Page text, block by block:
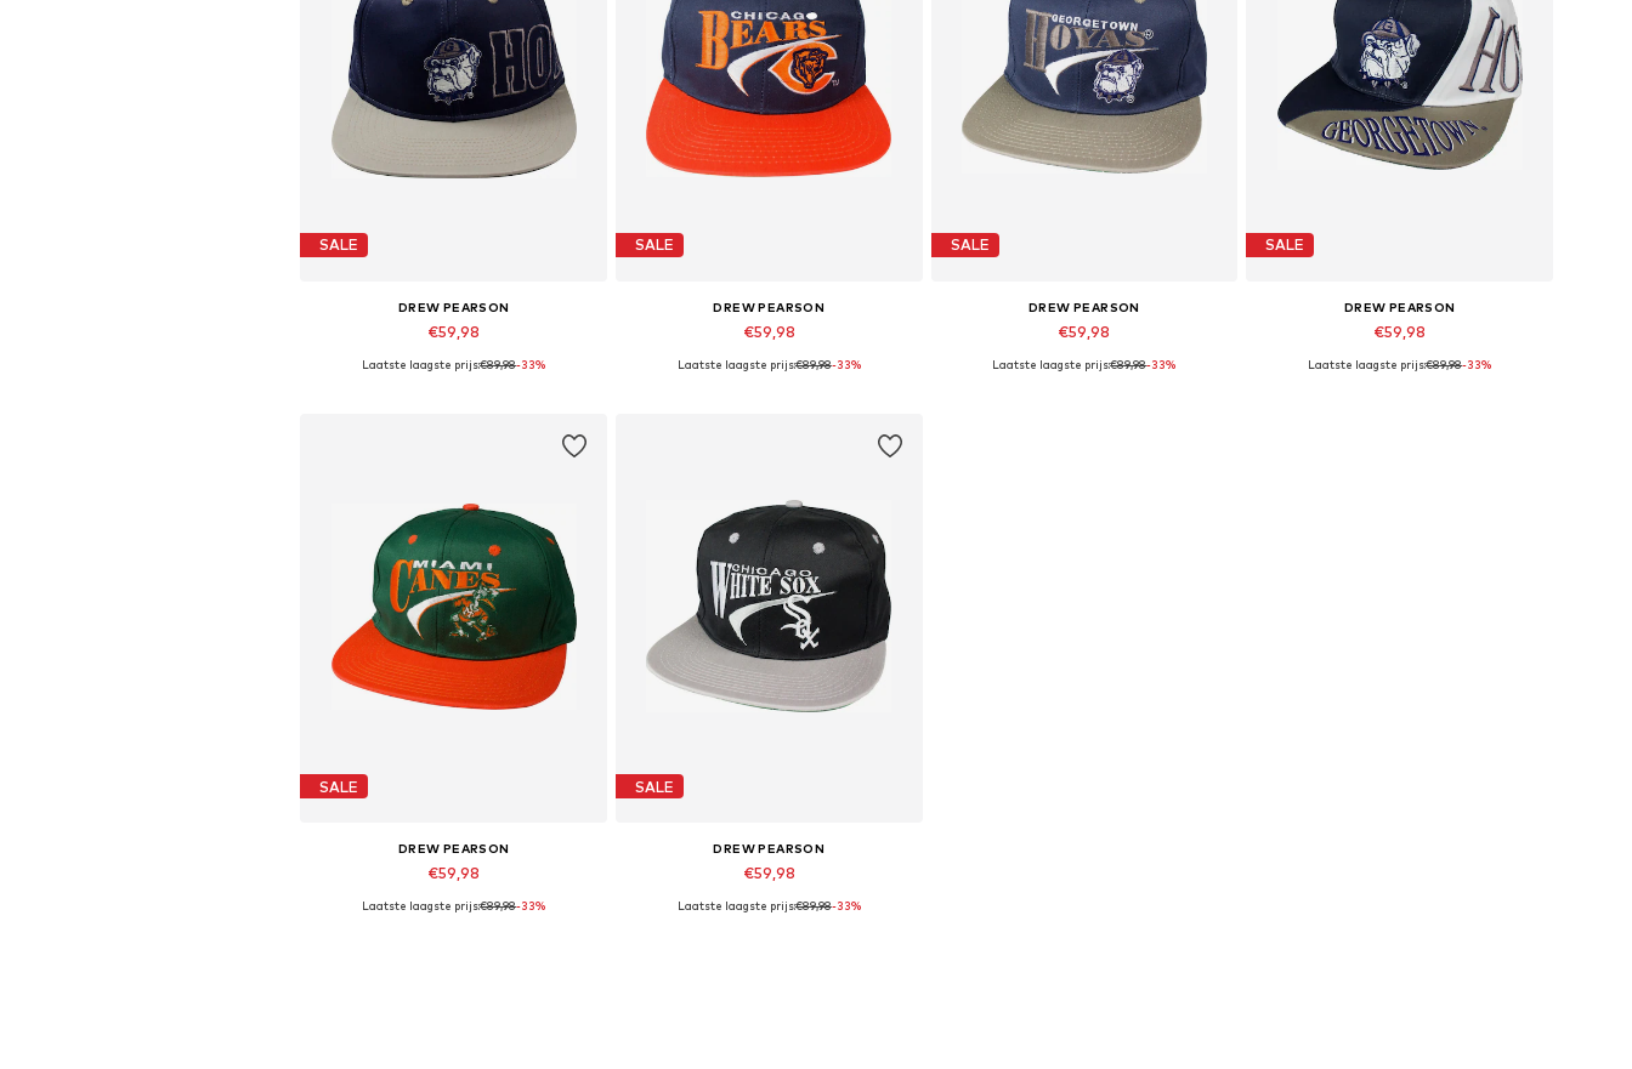
SALE
DREW PEARSON
€59,98
Beschikbare maten: 56-61
Laatste laagste prijs:€89,98-33%
SALE
DREW PEARSON
€59,98
Beschikbare maten: 56-61
Laatste laagste prijs:€89,98-33%
SALE
DREW PEARSON
€59,98
Beschikbare maten: 56-61
Laatste laagste prijs:€89,98-33%
SALE
DREW PEARSON
€59,98
Beschikbare maten: 56-61
Laatste laagste prijs:€89,98-33%
SALE
DREW PEARSON
€59,98
Beschikbare maten: 56-61
Laatste laagste prijs:€89,98-33%
SALE
DREW PEARSON
€59,98
Beschikbare maten: 56-61
Laatste laagste prijs:€89,98-33%